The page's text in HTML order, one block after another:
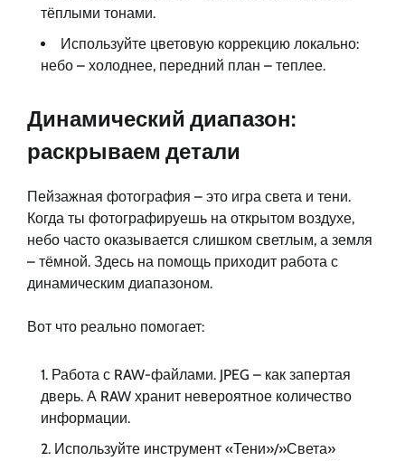
тёплыми тонами.
Используйте цветовую коррекцию локально:
небо – холоднее, передний план – теплее.
Динамический диапазон:
раскрываем детали
Пейзажная фотография – это игра света и тени.
Когда ты фотографируешь на открытом воздухе,
небо часто оказывается слишком светлым, а земля
– тёмной. Здесь на помощь приходит работа с
динамическим диапазоном.
Вот что реально помогает:
Работа с RAW-файлами. JPEG – как запертая
дверь. А RAW хранит невероятное количество
информации.
Используйте инструмент «Тени»/»Света»